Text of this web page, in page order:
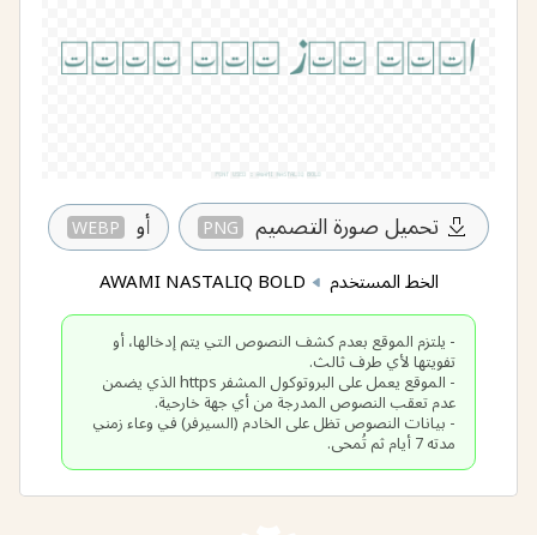
تحميل صورة التصميم PNG أو WEBP
الخط المستخدم AWAMI NASTALIQ BOLD
- يلتزم الموقع بعدم كشف النصوص التي يتم إدخالها، أو
- الموقع يعمل على البروتوكول المشفر https الذي يضمن
- بيانات النصوص تظل على الخادم (السيرفر) في وعاء زمني
مدته 7 أيام ثم تُمحى.